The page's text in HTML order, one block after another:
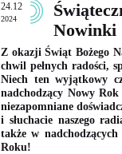
24.12
2024
Nowinki
Z okazji Świąt Bożego
chwil pełnych radości,
Niech ten wyjątkowy
nadchodzący Nowy
niezapomniane
i słuchacie naszego
także w nadchodzących
Roku!